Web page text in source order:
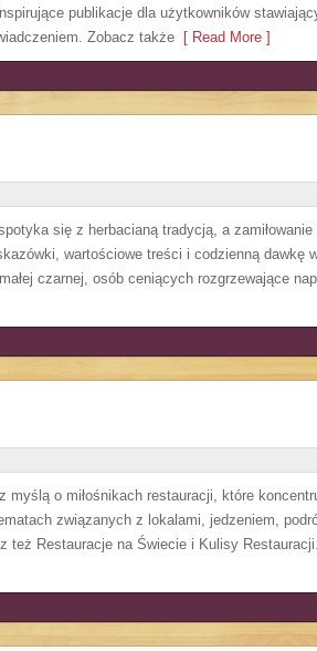
publikacje dla użytkowników
Zobacz także [ Read More ]
się z herbacianą tradycją, a zamiłowanie
wartościowe treści i codzienną dawkę
czarnej, osób ceniących rozgrzewające
o miłośnikach restauracji, które
związanych z lokalami, jedzeniem,
też Restauracje na Świecie i Kulisy